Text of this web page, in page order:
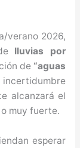
verano 2026,
lluvias por
de “aguas
alcanzará el
muy fuerte.
esperar